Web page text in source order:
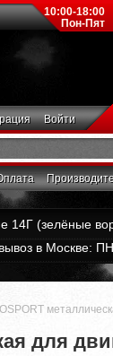
10:00-18:00
Пон-Пят
Войти
14Г (зелёные
в Москве:
для